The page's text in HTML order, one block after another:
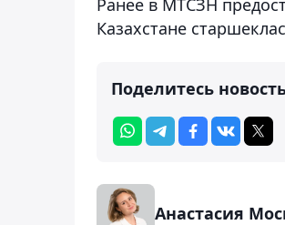
Казахстане
Поделитесь
Анастасия